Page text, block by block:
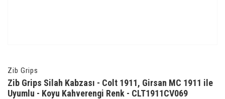
Zib Grips
Zib Grips Silah Kabzası - Colt 1911, Girsan MC 1911 ile
Uyumlu - Koyu Kahverengi Renk - CLT1911CV069